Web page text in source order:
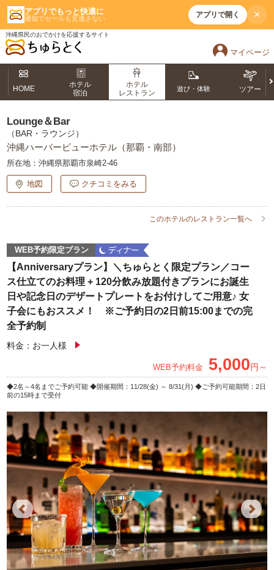
アプリでもっと快適に
通知でセールも見逃さない アプリで開く ×
沖縄県民のおでかけを応援するサイト
マイページ
HOME
ホテル
宿泊
ホテル
レストラン
遊び・体験 ツアー
Lounge＆Bar
（BAR・ラウンジ）
沖縄ハーバービューホテル（那覇・南部）
所在地：沖縄県那覇市泉崎2-46
地図 クチコミをみる
このホテルのレストラン一覧へ
WEB予約限定プラン
【Anniversaryプラン】＼ちゅらとく限定プラン／コー
ス仕立てのお料理 + 120分飲み放題付きプランにお誕生
日や記念日のデザートプレートをお付けしてご用意♪ 女
子会にもおススメ！ ※ご予約日の2日前15:00までの完
全予約制
料金：お一人様
WEB予約料金 5,000円～
2名～4名までご予約可能 開催期間：11/28(金) ～ 8/31(月)
ご予約可能期間：2日
前の15時まで受付
Previous Next